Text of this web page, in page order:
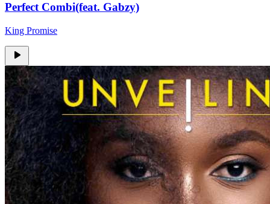
Perfect Combi(feat. Gabzy)
King Promise